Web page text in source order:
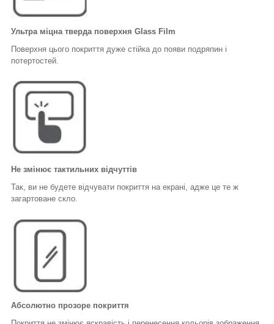
Ультра міцна тверда поверхня Glass Film
Поверхня цього покриття дуже стійка до появи подряпин і
потертостей.
Не змінює тактильних відчуттів
Так, ви не будете відчувати покриття на екрані, адже це те ж
загартоване скло.
Абсолютно прозоре покриття